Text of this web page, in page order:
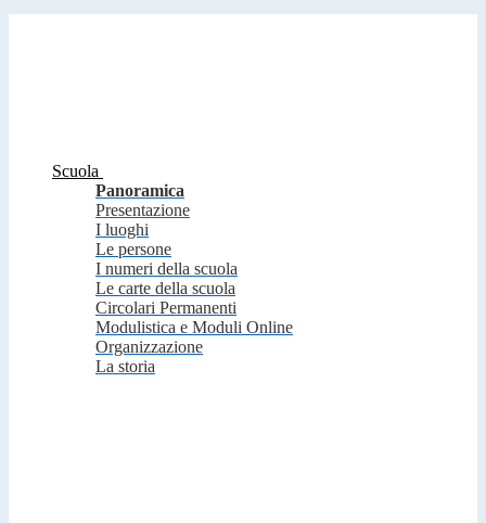
Scuola
Panoramica
Presentazione
I luoghi
Le persone
I numeri della scuola
Le carte della scuola
Circolari Permanenti
Modulistica e Moduli Online
Organizzazione
La storia